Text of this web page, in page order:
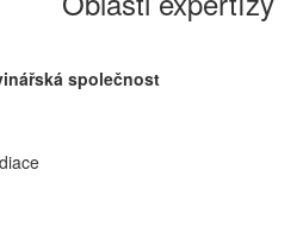
společnost
bioremediace